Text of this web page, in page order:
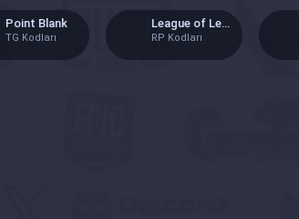
League of Legends Steam